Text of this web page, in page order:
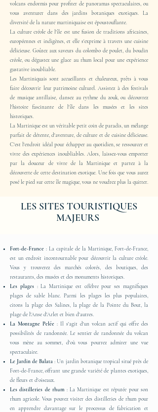
volcans endormis pour profiter de panoramas spectaculaires, ou
vous aventurer dans des jardins botaniques exotiques. La
diversité de la nature martiniquaise est époustouflante.
La culture créole de l'île est une fusion de traditions africaines,
européennes et indigènes, et elle s'exprime à travers une cuisine
délicieuse. Goûtez aux saveurs du colombo de poulet, du boudin
créole, ou dégustez une glace au rhum local pour une expérience
gustative inoubliable.
Les Martiniquais sont accueillants et chaleureux, prêts à vous
faire découvrir leur patrimoine culturel. Assistez à des festivals
de musique antillaise, dansez au rythme du zouk, ou découvrez
l'histoire fascinante de l'île dans les musées et les sites
historiques.
La Martinique est un véritable petit coin de paradis, un mélange
parfait de détente, d'aventure, de culture et de cuisine délicieuse.
C'est l'endroit idéal pour échapper au quotidien, se ressourcer et
vivre des expériences inoubliables. Alors, laissez-vous emporter
par la douceur de vivre de la Martinique et partez à la
découverte de cette destination exotique. Une fois que vous aurez
posé le pied sur cette île magique, vous ne voudrez plus la quitter.
LES SITES TOURISTIQUES
MAJEURS
Fort-de-France : La capitale de la Martinique, Fort-de-France,
est un endroit incontournable pour découvrir la culture créole.
Vous y trouverez des marchés colorés, des boutiques, des
restaurants, des musées et des monuments historiques.
Les plages : La Martinique est célèbre pour ses magnifiques
plages de sable blanc. Parmi les plages les plus populaires,
citons la plage des Salines, la plage de la Pointe du Bout, la
plage de l'Anse d'Arlet et bien d'autres.
La Montagne Pelée : Il s'agit d'un volcan actif qui offre des
possibilités de randonnée. Le sentier de randonnée du volcan
vous mène au sommet, d'où vous pourrez admirer une vue
spectaculaire.
Le Jardin de Balata: Un jardin botanique tropical situé près de
Fort-de-France, offrant une grande variété de plantes exotiques,
de fleurs et d'oiseaux.
Les distilleries de rhum : La Martinique est réputée pour son
rhum agricole. Vous pouvez visiter des distilleries de rhum pour
en apprendre davantage sur le processus de fabrication et